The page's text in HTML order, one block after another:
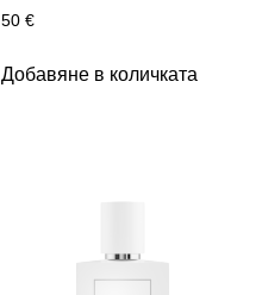
50 €
Добавяне в количката